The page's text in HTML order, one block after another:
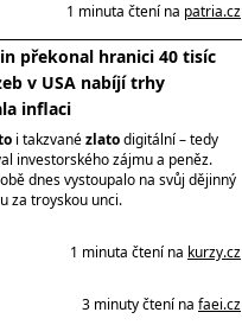
1 minuta čtení na patria.cz
překonal hranici 40 tisíc
v USA nabíjí trhy
inflaci
i takzvanézlatodigitální – tedy
investorského zájmu a peněz.
dnes vystoupalo na svůj dějinný
za troyskou unci.
1 minuta čtení na kurzy.cz
3 minuty čtení na faei.cz